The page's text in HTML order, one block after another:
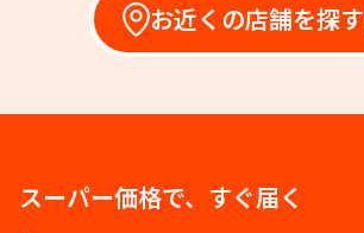
お近くの店舗を探す
スーパー価格で、すぐ届く